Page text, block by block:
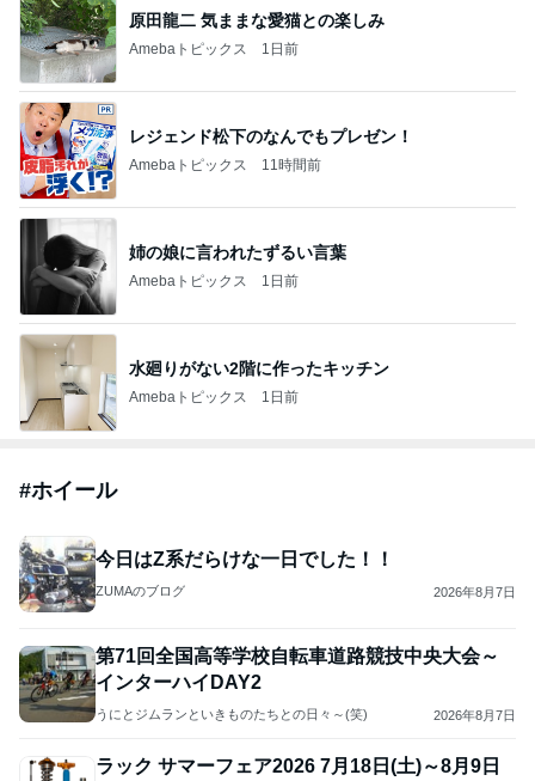
原田龍二 気ままな愛猫との楽しみ
Amebaトピックス 1日前
レジェンド松下のなんでもプレゼン！
Amebaトピックス 11時間前
姉の娘に言われたずるい言葉
Amebaトピックス 1日前
水廻りがない2階に作ったキッチン
Amebaトピックス 1日前
#ホイール
今日はZ系だらけな一日でした！！
ZUMAのブログ 2026年8月7日
第71回全国高等学校自転車道路競技中央大会～
インターハイDAY2
うにとジムランといきものたちとの日々～(笑) 2026年8月7日
ラック サマーフェア2026 7月18日(土)～8月9日